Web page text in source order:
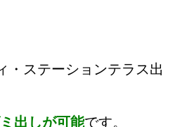
・ステーションテラス出
出しが可能です。